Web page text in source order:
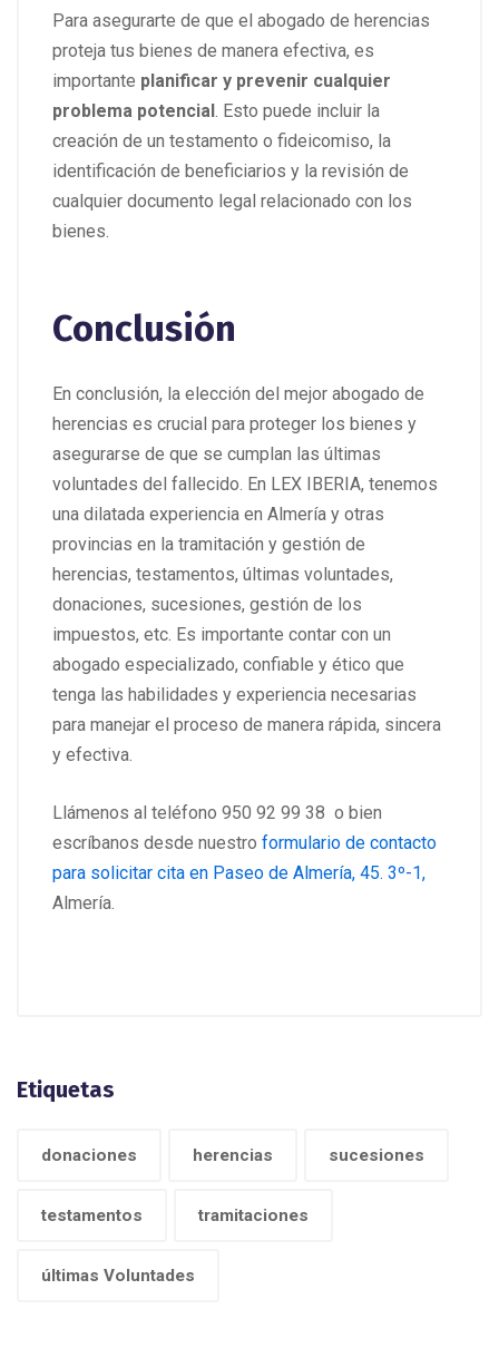
Para asegurarte de que el abogado de herencias
proteja tus bienes de manera efectiva, es
importante planificar y prevenir cualquier
problema potencial . Esto puede incluir la
creación de un testamento o fideicomiso, la
identificación de beneficiarios y la revisión de
cualquier documento legal relacionado con los
bienes.
Conclusión
En conclusión, la elección del mejor abogado de
herencias es crucial para proteger los bienes y
asegurarse de que se cumplan las últimas
voluntades del fallecido. En LEX IBERIA, tenemos
una dilatada experiencia en Almería y otras
provincias en la tramitación y gestión de
herencias, testamentos, últimas voluntades,
donaciones, sucesiones, gestión de los
impuestos, etc. Es importante contar con un
abogado especializado, confiable y ético que
tenga las habilidades y experiencia necesarias
para manejar el proceso de manera rápida, sincera
y efectiva.
Llámenos al teléfono 950 92 99 38 o bien
escríbanos desde nuestro formulario de contacto
para solicitar cita en Paseo de Almería, 45. 3º-1,
Almería.
Etiquetas
donaciones herencias sucesiones
testamentos tramitaciones
últimas Voluntades